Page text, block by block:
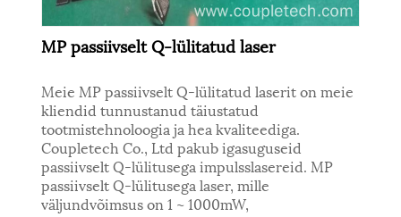
MP passiivselt Q-lülitatud laser
Meie MP passiivselt Q-lülitatud laserit on meie
kliendid tunnustanud täiustatud
tootmistehnoloogia ja hea kvaliteediga.
Coupletech Co., Ltd pakub igasuguseid
passiivselt Q-lülitusega impulsslasereid. MP
passiivselt Q-lülitusega laser, mille
väljundvõimsus on 1 ~ 1000mW,